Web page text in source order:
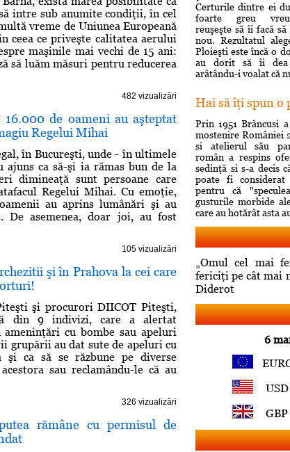
intre sub anumite condiţii, în cel
vreme de Uniunea Europeană
ceea ce priveşte calitatea aerului
maşinile mai vechi de 15 ani:
să luăm măsuri pentru reducerea
482 vizualizări
de oameni au aşteptat
Regelui Mihai
în Bucureşti, unde - în ultimele
ca să-şi ia rămas bun de la
dimineaţă sunt persoane care
Regelui Mihai. Cu emoţie,
au aprins lumânări şi au
asemenea, doar joi, au fost
105 vizualizări
şi în Prahova la cei care
şi procurori DIICOT Piteşti,
din 9 indivizi, care a alertat
cu bombe sau apeluri
grupării au dat sute de apeluri cu
şi ca să se răzbune pe diverse
sau reclamându-le că au
326 vizualizări
rămâne cu permisul de
Certurile dintre ei
foarte greu
reuşeşte să îi facă
nou. Rezultatul
Ploieşti este încă o
au dorit să îi dea
arâtându-i voalat că
Hai să îţi spun o
Prin 1951 Brâncusi
mostenire României
si atelierul său
român a respins
sedinţă si s-a decis
poate fi
pentru că
gusturile morbide
care au hotărât asta
„Omul cel mai
fericiţi pe cât mai
Diderot
6